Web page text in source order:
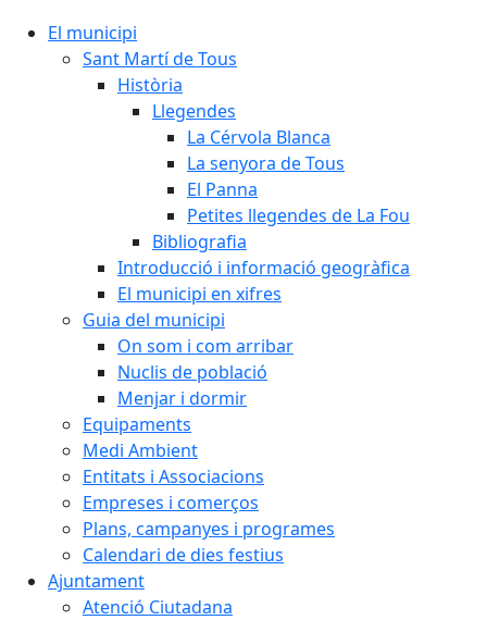
El municipi
Sant Martí de Tous
Història
Llegendes
La Cérvola Blanca
La senyora de Tous
El Panna
Petites llegendes de La Fou
Bibliografia
Introducció i informació geogràfica
El municipi en xifres
Guia del municipi
On som i com arribar
Nuclis de població
Menjar i dormir
Equipaments
Medi Ambient
Entitats i Associacions
Empreses i comerços
Plans, campanyes i programes
Calendari de dies festius
Ajuntament
Atenció Ciutadana